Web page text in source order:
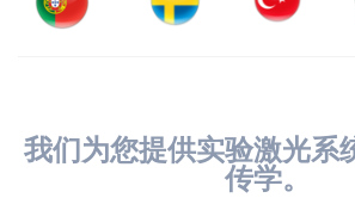
我们为您提供实验激光系
传学。